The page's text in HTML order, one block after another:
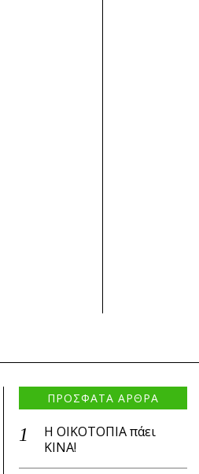
ΠΡΟΣΦΑΤΑ ΑΡΘΡΑ
Η ΟΙΚΟΤΟΠΙΑ πάει
ΚΙΝΑ!